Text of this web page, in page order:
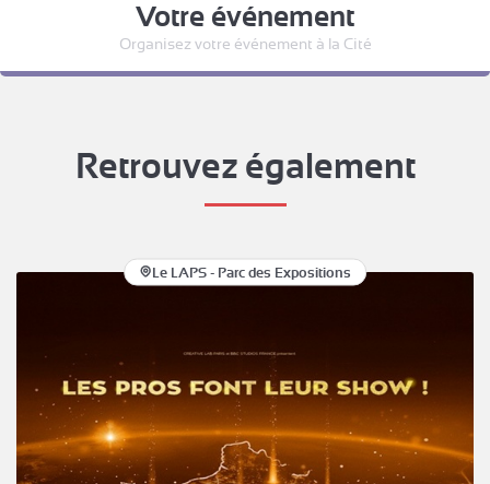
Votre événement
Organisez votre événement à la Cité
Retrouvez également
Le LAPS - Parc des Expositions